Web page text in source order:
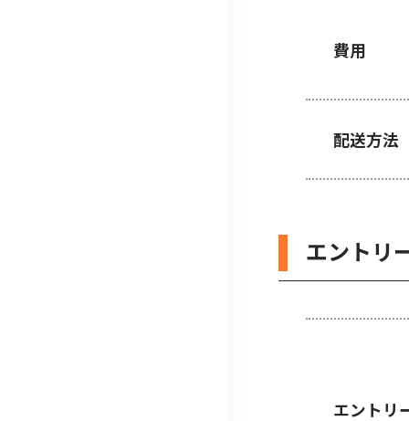
費用
配送方法
エントリ
エントリ